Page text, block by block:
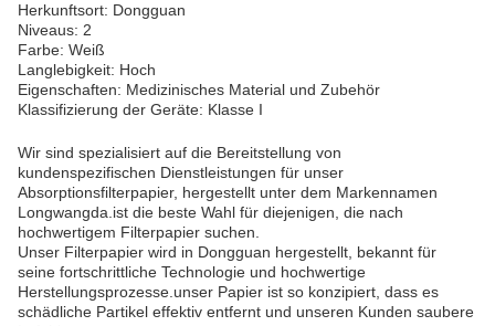
Herkunftsort: Dongguan
Niveaus: 2
Farbe: Weiß
Langlebigkeit: Hoch
Eigenschaften: Medizinisches Material und Zubehör
Klassifizierung der Geräte: Klasse I
Wir sind spezialisiert auf die Bereitstellung von
kundenspezifischen Dienstleistungen für unser
Absorptionsfilterpapier, hergestellt unter dem Markennamen
Longwangda.ist die beste Wahl für diejenigen, die nach
hochwertigem Filterpapier suchen.
Unser Filterpapier wird in Dongguan hergestellt, bekannt für
seine fortschrittliche Technologie und hochwertige
Herstellungsprozesse.unser Papier ist so konzipiert, dass es
schädliche Partikel effektiv entfernt und unseren Kunden saubere